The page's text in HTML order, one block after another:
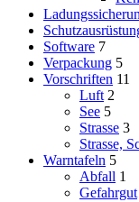
Software 7
Verpackung 5
Vorschriften 11
Luft 2
See 5
Strasse 3
Strasse,
Warntafeln 5
Abfall 1
Gefahrgut